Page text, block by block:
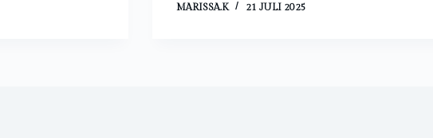
MARISSA.K 21 JULI 2025